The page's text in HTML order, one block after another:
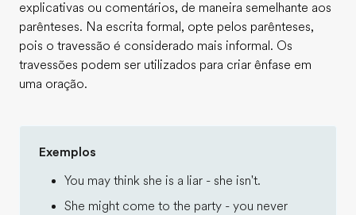
explicativas ou comentários, de maneira semelhante aos
parênteses. Na escrita formal, opte pelos parênteses,
pois o travessão é considerado mais informal. Os
travessões podem ser utilizados para criar ênfase em
uma oração.
Exemplos
You may think she is a liar - she isn't.
She might come to the party - you never